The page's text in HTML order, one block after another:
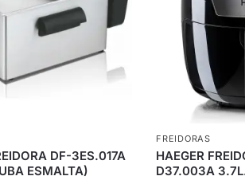
DF-3ES.017A
ESMALTA)
FREIDORAS
HAEGER
D37.003A